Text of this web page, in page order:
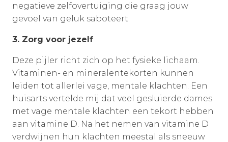
negatieve zelfovertuiging die graag jouw
gevoel van geluk saboteert.
3. Zorg voor jezelf
Deze pijler richt zich op het fysieke lichaam.
Vitaminen- en mineralentekorten kunnen
leiden tot allerlei vage, mentale klachten. Een
huisarts vertelde mij dat veel gesluierde dames
met vage mentale klachten een tekort hebben
aan vitamine D. Na het nemen van vitamine D
verdwijnen hun klachten meestal als sneeuw